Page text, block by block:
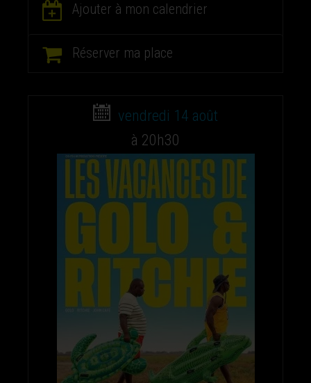
Ajouter à mon calendrier
Réserver ma place
vendredi 14 août
à 20h30